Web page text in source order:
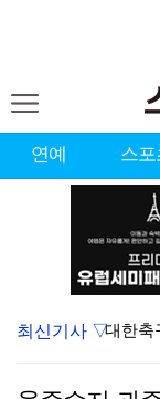
연예 스포
최신기사 ▽